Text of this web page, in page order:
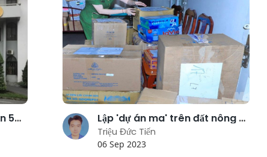
Huyện Đông Sơn chi sai gần 500 triệu đồng tiền bồi thường Lập 'dự án ma' trên đất nông nghiệp lừa đảo, thu lợi 20 tỷ đồng/tháng
Triệu Đức Tiến
06 Sep 2023